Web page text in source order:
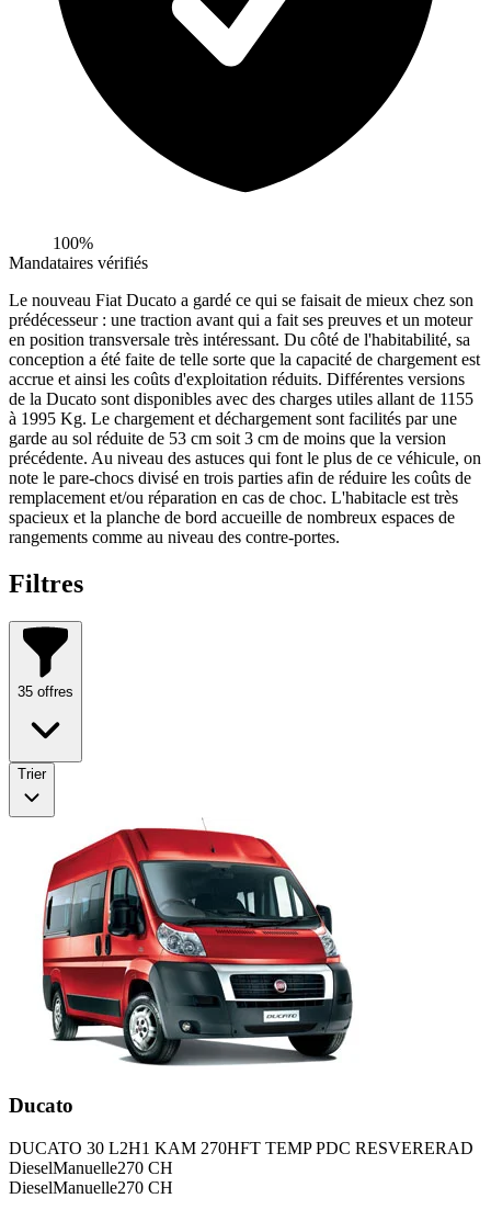
100%
Mandataires vérifiés
Le nouveau Fiat Ducato a gardé ce qui se faisait de mieux chez son
prédécesseur : une traction avant qui a fait ses preuves et un moteur
en position transversale très intéressant. Du côté de l'habitabilité, sa
conception a été faite de telle sorte que la capacité de chargement est
accrue et ainsi les coûts d'exploitation réduits. Différentes versions
de la Ducato sont disponibles avec des charges utiles allant de 1155
à 1995 Kg. Le chargement et déchargement sont facilités par une
garde au sol réduite de 53 cm soit 3 cm de moins que la version
précédente. Au niveau des astuces qui font le plus de ce véhicule, on
note le pare-chocs divisé en trois parties afin de réduire les coûts de
remplacement et/ou réparation en cas de choc. L'habitacle est très
spacieux et la planche de bord accueille de nombreux espaces de
rangements comme au niveau des contre-portes.
Filtres
35 offres
Trier
Ducato
DUCATO 30 L2H1 KAM 270HFT TEMP PDC RESVERERAD
DieselManuelle270 CH
DieselManuelle270 CH